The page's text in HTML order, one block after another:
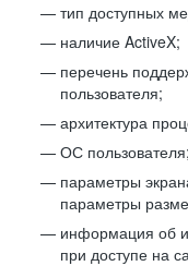
тип доступных
наличие ActiveX;
перечень
пользователя;
архитектура
ОС пользователя;
параметры
параметры
информация об
при доступе на